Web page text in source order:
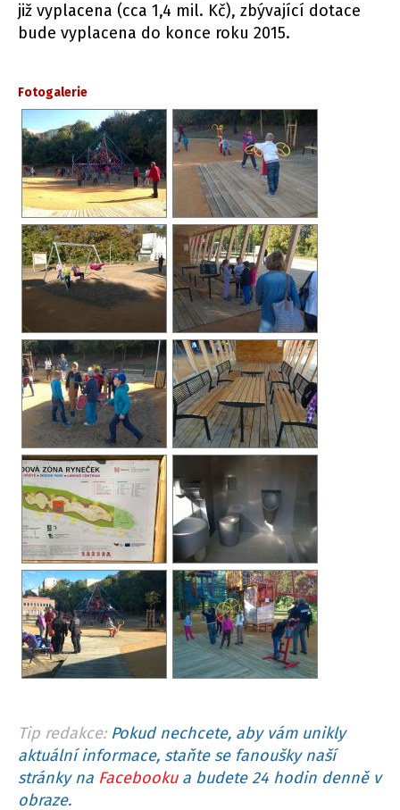
již vyplacena (cca 1,4 mil. Kč), zbývající dotace
bude vyplacena do konce roku 2015.
Fotogalerie
Tip redakce: Pokud nechcete, aby vám unikly
aktuální informace, staňte se fanoušky naší
stránky na Facebookua budete 24 hodin denně v
obraze.